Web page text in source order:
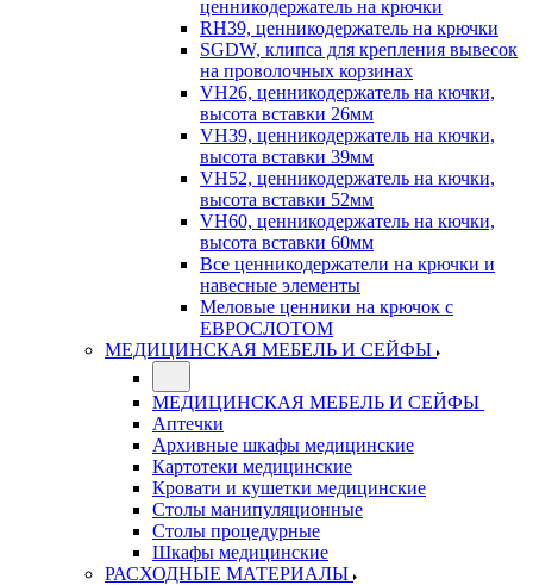
ценникодержатель на крючки
RH39, ценникодержатель на крючки
SGDW, клипса для крепления вывесок
на проволочных корзинах
VH26, ценникодержатель на кючки,
высота вставки 26мм
VH39, ценникодержатель на кючки,
высота вставки 39мм
VH52, ценникодержатель на кючки,
высота вставки 52мм
VH60, ценникодержатель на кючки,
высота вставки 60мм
Все ценникодержатели на крючки и
навесные элементы
Меловые ценники на крючок с
ЕВРОСЛОТОМ
МЕДИЦИНСКАЯ МЕБЕЛЬ И СЕЙФЫ
МЕДИЦИНСКАЯ МЕБЕЛЬ И СЕЙФЫ
Аптечки
Архивные шкафы медицинские
Картотеки медицинские
Кровати и кушетки медицинские
Столы манипуляционные
Столы процедурные
Шкафы медицинские
РАСХОДНЫЕ МАТЕРИАЛЫ